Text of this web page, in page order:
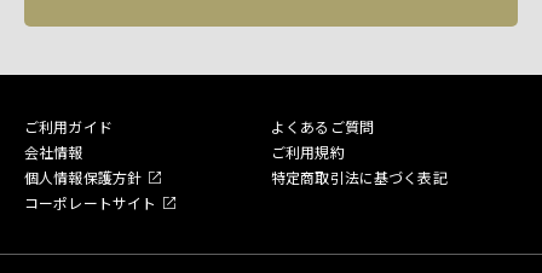
ご利用ガイド
よくあるご質問
会社情報
ご利用規約
個人情報保護方針
特定商取引法に基づく表記
コーポレートサイト